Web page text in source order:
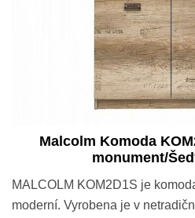
Malcolm Komoda
monument/
MALCOLM KOM2D1S je
moderní. Vyrobena je v